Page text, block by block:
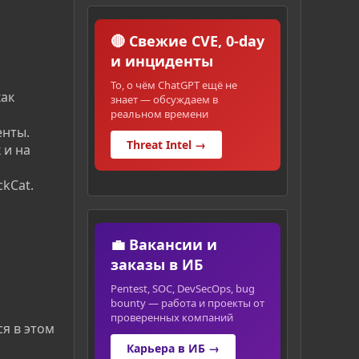
и на
в этом
🔴 Свежие CVE, 0-day
и инциденты
То, о чём ChatGPT ещё не
знает — обсуждаем в
реальном времени
Threat Intel →
💼 Вакансии и
заказы в ИБ
Pentest, SOC, DevSecOps, bug
bounty — работа и проекты от
проверенных компаний
Карьера в ИБ →